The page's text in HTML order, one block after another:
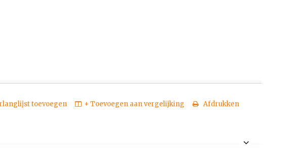
toevoegen + Toevoegen aan vergelijking Afdrukken